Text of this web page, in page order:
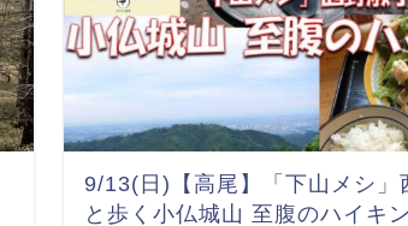
9/13(日)【高尾】「下山メシ」
と歩く小仏城山 至腹のハイキ